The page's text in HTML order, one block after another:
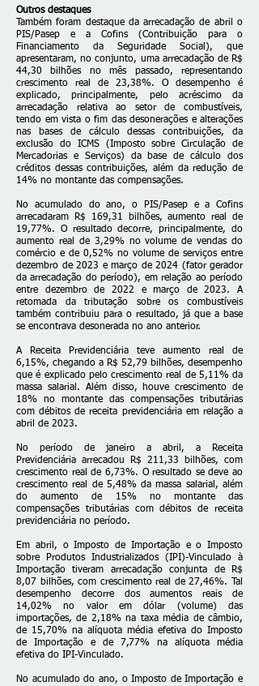
Outros destaques
Também foram destaque da arrecadação de abril o
PIS/Pasep e a Cofins (Contribuição para o
Financiamento da Seguridade Social), que
apresentaram, no conjunto, uma arrecadação de R$
44,30 bilhões no mês passado, representando
crescimento real de 23,38%. O desempenho é
explicado, principalmente, pelo acréscimo da
arrecadação relativa ao setor de combustíveis,
tendo em vista o fim das desonerações e alterações
nas bases de cálculo dessas contribuições, da
exclusão do ICMS (Imposto sobre Circulação de
Mercadorias e Serviços) da base de cálculo dos
créditos dessas contribuições, além da redução de
14% no montante das compensações.
No acumulado do ano, o PIS/Pasep e a Cofins
arrecadaram R$ 169,31 bilhões, aumento real de
19,77%. O resultado decorre, principalmente, do
aumento real de 3,29% no volume de vendas do
comércio e de 0,52% no volume de serviços entre
dezembro de 2023 e março de 2024 (fator gerador
da arrecadação do período), em relação ao período
entre dezembro de 2022 e março de 2023. A
retomada da tributação sobre os combustíveis
também contribuiu para o resultado, já que a base
se encontrava desonerada no ano anterior.
A Receita Previdenciária teve aumento real de
6,15%, chegando a R$ 52,79 bilhões, desempenho
que é explicado pelo crescimento real de 5,11% da
massa salarial. Além disso, houve crescimento de
18% no montante das compensações tributárias
com débitos de receita previdenciária em relação a
abril de 2023.
No período de janeiro a abril, a Receita
Previdenciária arrecadou R$ 211,33 bilhões, com
crescimento real de 6,73%. O resultado se deve ao
crescimento real de 5,48% da massa salarial, além
do aumento de 15% no montante das
compensações tributárias com débitos de receita
previdenciária no período.
Em abril, o Imposto de Importação e o Imposto
sobre Produtos Industrializados (IPI)-Vinculado à
Importação tiveram arrecadação conjunta de R$
8,07 bilhões, com crescimento real de 27,46%. Tal
desempenho decorre dos aumentos reais de
14,02% no valor em dólar (volume) das
importações, de 2,18% na taxa média de câmbio,
de 15,70% na alíquota média efetiva do Imposto
de Importação e de 7,77% na alíquota média
efetiva do IPI-Vinculado.
No acumulado do ano, o Imposto de Importação e